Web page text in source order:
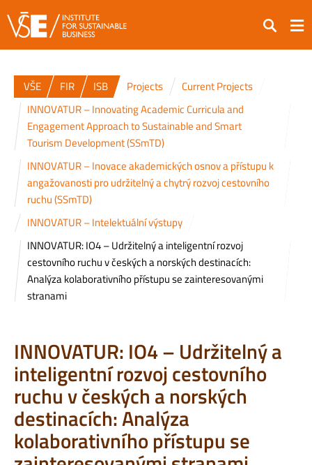
Search
VŠE FIR ISB Projects
Current Projects
INNOVATUR – Innovating Academic Curricula and
Engagement Approach to Sustainable and Smart
Tourism Development (SSmTD)
INNOVATUR – Inovace akademických osnov a přístupu k
angažovanosti pro udržitelný a chytrý rozvoj cestovního
ruchu (SSmTD)
INNOVATUR – Intelektuální výstupy
INNOVATUR: IO4 – Udržitelný a inteligentní rozvoj
cestovního ruchu v českých a norských destinacích:
Analýza kolaborativního přístupu se zainteresovanými
stranami
INNOVATUR: IO4 – Udržitelný a
inteligentní rozvoj cestovního
ruchu v českých a norských
destinacích: Analýza
kolaborativního přístupu se